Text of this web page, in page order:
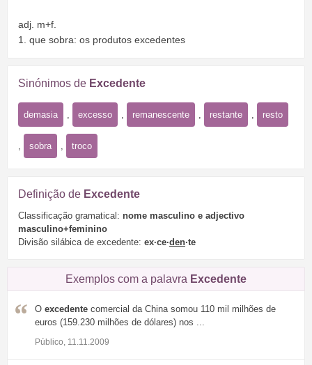
adj. m+f.
1. que sobra: os produtos excedentes
Sinónimos de Excedente
demasia excesso remanescente restante resto
sobra troco
Definição de Excedente
Classificação gramatical: nome masculino e adjectivo
masculino+feminino
Divisão silábica de excedente: ex·ce·den·te
Exemplos com a palavra Excedente
O excedente comercial da China somou 110 mil milhões de
euros (159.230 milhões de dólares) nos ...
Público, 11.11.2009